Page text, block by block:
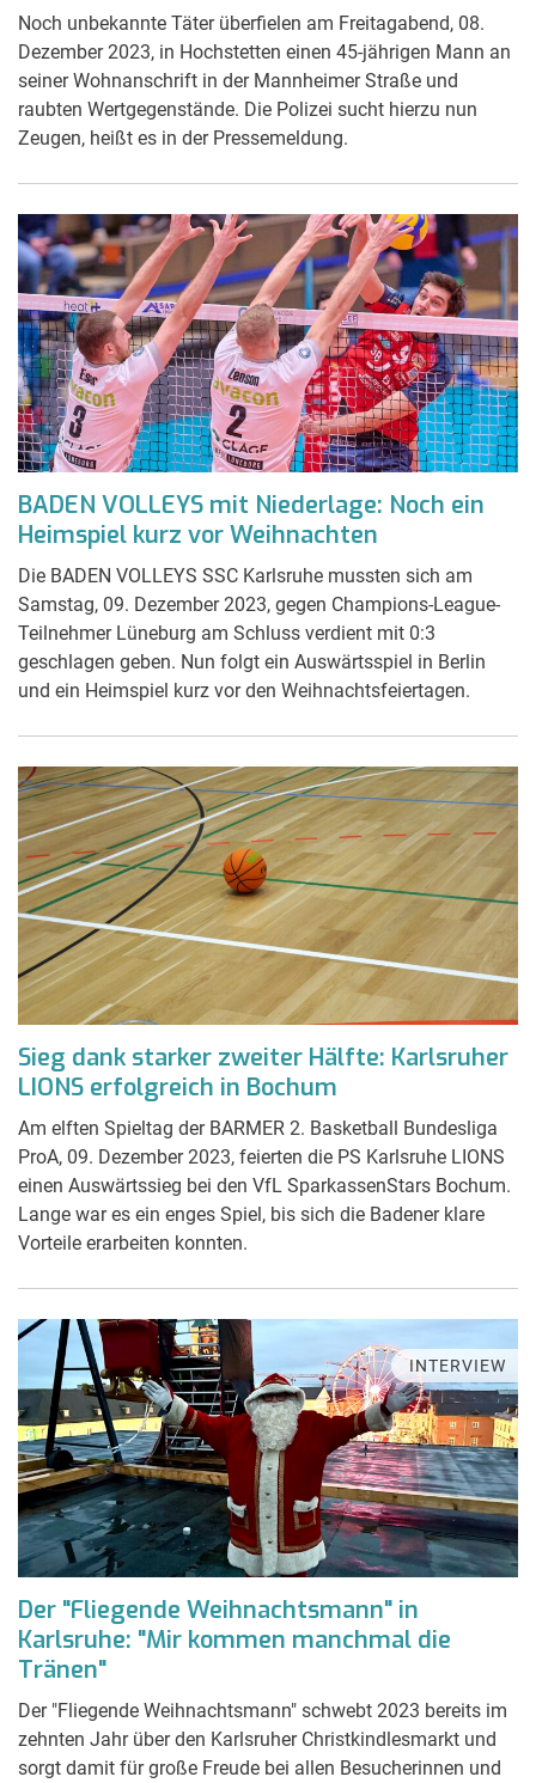
Noch unbekannte Täter überfielen am Freitagabend, 08.
Dezember 2023, in Hochstetten einen 45-jährigen Mann an
seiner Wohnanschrift in der Mannheimer Straße und
raubten Wertgegenstände. Die Polizei sucht hierzu nun
Zeugen, heißt es in der Pressemeldung.
BADEN VOLLEYS mit Niederlage: Noch ein
Heimspiel kurz vor Weihnachten
Die BADEN VOLLEYS SSC Karlsruhe mussten sich am
Samstag, 09. Dezember 2023, gegen Champions-League-
Teilnehmer Lüneburg am Schluss verdient mit 0:3
geschlagen geben. Nun folgt ein Auswärtsspiel in Berlin
und ein Heimspiel kurz vor den Weihnachtsfeiertagen.
Sieg dank starker zweiter Hälfte: Karlsruher
LIONS erfolgreich in Bochum
Am elften Spieltag der BARMER 2. Basketball Bundesliga
ProA, 09. Dezember 2023, feierten die PS Karlsruhe LIONS
einen Auswärtssieg bei den VfL SparkassenStars Bochum.
Lange war es ein enges Spiel, bis sich die Badener klare
Vorteile erarbeiten konnten.
INTERVIEW
Der "Fliegende Weihnachtsmann" in
Karlsruhe: "Mir kommen manchmal die
Tränen"
Der "Fliegende Weihnachtsmann" schwebt 2023 bereits im
zehnten Jahr über den Karlsruher Christkindlesmarkt und
sorgt damit für große Freude bei allen Besucherinnen und